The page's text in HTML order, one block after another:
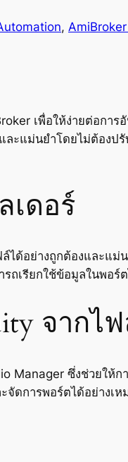
,
เพื่อให้ง่ายต่อกา
และแม่นยำโดยไม่ต้อง
เดอร์
ด้อย่างถูกต้องและแม่
เรียกใช้ข้อมูลในพอร์
จากไ
Manager ซึ่งช่วยให้
จัดการพอร์ตได้อย่างเห